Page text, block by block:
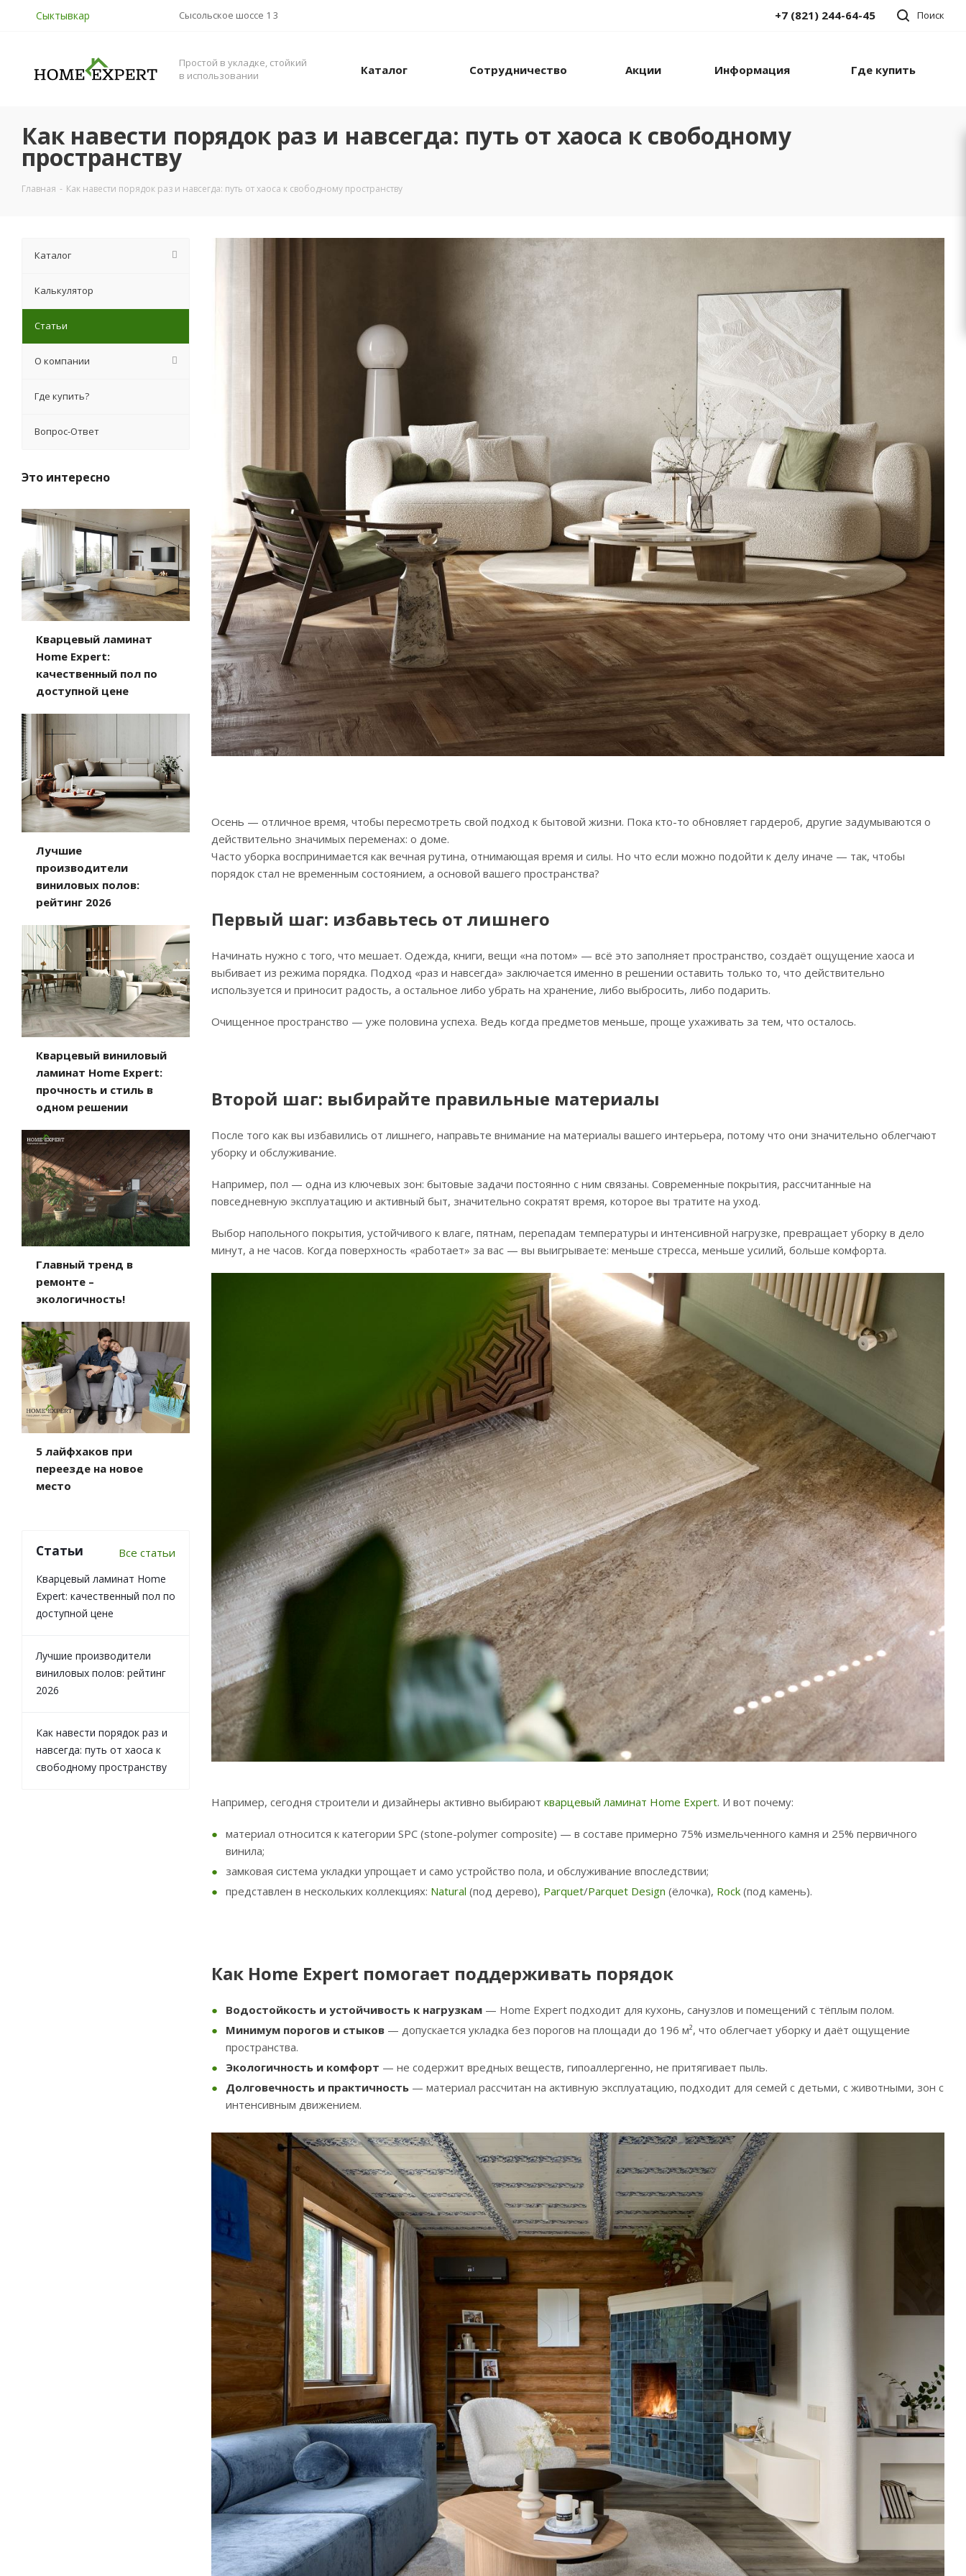
Сыктывкар Сысольское шоссе 1 3 Поиск
+7 (821) 244-64-45
Простой в укладке, стойкий
в использовании
Каталог Сотрудничество Акции Информация Где купить
Как навести порядок раз и навсегда: путь от хаоса к свободному
пространству
Главная - Как навести порядок раз и навсегда: путь от хаоса к свободному пространству
Осень — отличное время, чтобы пересмотреть свой подход к бытовой жизни. Пока кто-то обновляет гардероб, другие задумываются о
действительно значимых переменах: о доме.
Часто уборка воспринимается как вечная рутина, отнимающая время и силы. Но что если можно подойти к делу иначе — так, чтобы
порядок стал не временным состоянием, а основой вашего пространства?
Первый шаг: избавьтесь от лишнего
Начинать нужно с того, что мешает. Одежда, книги, вещи «на потом» — всё это заполняет пространство, создаёт ощущение хаоса и
выбивает из режима порядка. Подход «раз и навсегда» заключается именно в решении оставить только то, что действительно
используется и приносит радость, а остальное либо убрать на хранение, либо выбросить, либо подарить.
Очищенное пространство — уже половина успеха. Ведь когда предметов меньше, проще ухаживать за тем, что осталось.
Второй шаг: выбирайте правильные материалы
После того как вы избавились от лишнего, направьте внимание на материалы вашего интерьера, потому что они значительно облегчают
уборку и обслуживание.
Например, пол — одна из ключевых зон: бытовые задачи постоянно с ним связаны. Современные покрытия, рассчитанные на
повседневную эксплуатацию и активный быт, значительно сократят время, которое вы тратите на уход.
Выбор напольного покрытия, устойчивого к влаге, пятнам, перепадам температуры и интенсивной нагрузке, превращает уборку в дело
минут, а не часов. Когда поверхность «работает» за вас — вы выигрываете: меньше стресса, меньше усилий, больше комфорта.
Например, сегодня строители и дизайнеры активно выбирают кварцевый ламинат Home Expert. И вот почему:
материал относится к категории SPC (stone-polymer composite) — в составе примерно 75% измельченного камня и 25% первичного
винила;
замковая система укладки упрощает и само устройство пола, и обслуживание впоследствии;
представлен в нескольких коллекциях: Natural (под дерево), Parquet/Parquet Design (ёлочка), Rock (под камень).
Как Home Expert помогает поддерживать порядок
Водостойкость и устойчивость к нагрузкам — Home Expert подходит для кухонь, санузлов и помещений с тёплым полом.
Минимум порогов и стыков — допускается укладка без порогов на площади до 196 м², что облегчает уборку и даёт ощущение
пространства.
Экологичность и комфорт — не содержит вредных веществ, гипоаллергенно, не притягивает пыль.
Долговечность и практичность — материал рассчитан на активную эксплуатацию, подходит для семей с детьми, с животными, зон с
интенсивным движением.
Каталог
Калькулятор
Статьи
О компании
Где купить?
Вопрос-Ответ
Это интересно
Кварцевый ламинат
Home Expert:
качественный пол по
доступной цене
Лучшие
производители
виниловых полов:
рейтинг 2026
Кварцевый виниловый
ламинат Home Expert:
прочность и стиль в
одном решении
Главный тренд в
ремонте –
экологичность!
5 лайфхаков при
переезде на новое
место
Статьи Все статьи
Кварцевый ламинат Home
Expert: качественный пол по
доступной цене
Лучшие производители
виниловых полов: рейтинг
2026
Как навести порядок раз и
навсегда: путь от хаоса к
свободному пространству